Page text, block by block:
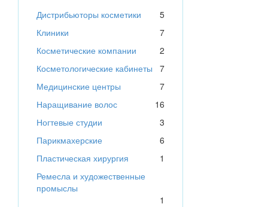
Дистрибьюторы косметики
5
Клиники
7
Косметические компании
2
Косметологические кабинеты
7
Медицинские центры
7
Наращивание волос
16
Ногтевые студии
3
Парикмахерские
6
Пластическая хирургия
1
Ремесла и художественные
промыслы
1